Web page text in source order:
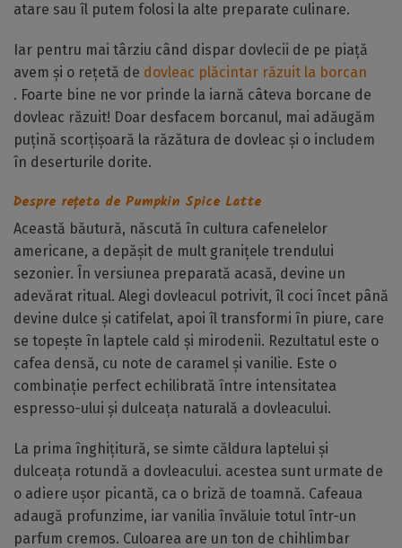
atare sau îl putem folosi la alte preparate culinare.
Iar pentru mai târziu când dispar dovlecii de pe piață
avem și o rețetă de dovleac plăcintar răzuit la borcan
. Foarte bine ne vor prinde la iarnă câteva borcane de
dovleac răzuit! Doar desfacem borcanul, mai adăugăm
puțină scorțișoară la răzătura de dovleac și o includem
în deserturile dorite.
Despre rețeta de Pumpkin Spice Latte
Această băutură, născută în cultura cafenelelor
americane, a depășit de mult granițele trendului
sezonier. În versiunea preparată acasă, devine un
adevărat ritual. Alegi dovleacul potrivit, îl coci încet până
devine dulce și catifelat, apoi îl transformi în piure, care
se topește în laptele cald și mirodenii. Rezultatul este o
cafea densă, cu note de caramel și vanilie. Este o
combinație perfect echilibrată între intensitatea
espresso-ului și dulceața naturală a dovleacului.
La prima înghițitură, se simte căldura laptelui și
dulceața rotundă a dovleacului. acestea sunt urmate de
o adiere ușor picantă, ca o briză de toamnă. Cafeaua
adaugă profunzime, iar vanilia învăluie totul într-un
parfum cremos. Culoarea are un ton de chihlimbar